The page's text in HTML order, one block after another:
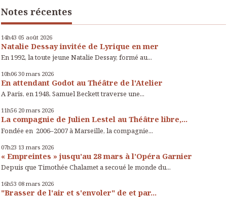
Notes récentes
14h43 05 août 2026
Natalie Dessay invitée de Lyrique en mer
En 1992, la toute jeune Natalie Dessay, formé au...
10h06 30 mars 2026
En attendant Godot au Théâtre de l'Atelier
A Paris, en 1948, Samuel Beckett traverse une...
11h56 20 mars 2026
La compagnie de Julien Lestel au Théâtre libre,...
Fondée en 2006–2007 à Marseille, la compagnie...
07h23 13 mars 2026
« Empreintes » jusqu’au 28 mars à l’Opéra Garnier
Depuis que Timothée Chalamet a secoué le monde du...
16h53 08 mars 2026
"Brasser de l'air et s'envoler" de et par...